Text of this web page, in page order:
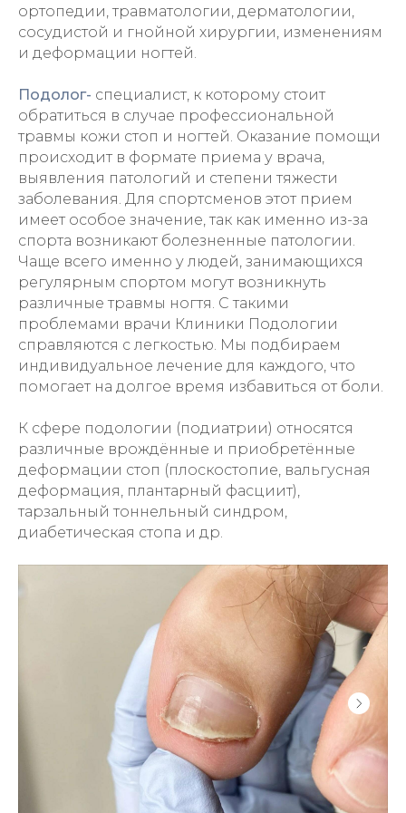
ортопедии, травматологии, дерматологии,
сосудистой и гнойной хирургии, изменениям
и деформации ногтей.
Подолог- специалист, к которому стоит
обратиться в случае профессиональной
травмы кожи стоп и ногтей. Оказание помощи
происходит в формате приема у врача,
выявления патологий и степени тяжести
заболевания. Для спортсменов этот прием
имеет особое значение, так как именно из-за
спорта возникают болезненные патологии.
Чаще всего именно у людей, занимающихся
регулярным спортом могут возникнуть
различные травмы ногтя. С такими
проблемами врачи Клиники Подологии
справляются с легкостью. Мы подбираем
индивидуальное лечение для каждого, что
помогает на долгое время избавиться от боли.
К сфере подологии (подиатрии) относятся
различные врождённые и приобретённые
деформации стоп (плоскостопие, вальгусная
деформация, плантарный фасциит),
тарзальный тоннельный синдром,
диабетическая стопа и др.